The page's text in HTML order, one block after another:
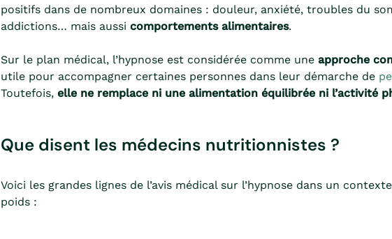
positifs dans de nombreux domaines : douleur, anxiété, troubles du
addictions… mais aussi comportements alimentaires.
Sur le plan médical, l’hypnose est considérée comme une approche
utile pour accompagner certaines personnes dans leur démarche de
Toutefois, elle ne remplace ni une alimentation équilibrée ni l’activité
Que disent les médecins nutritionnistes ?
Voici les grandes lignes de l’avis médical sur l’hypnose dans un
poids :